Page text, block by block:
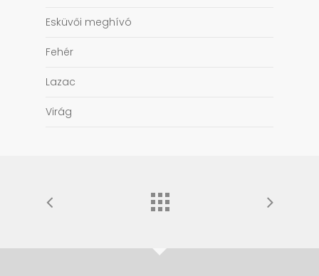
Esküvői meghívó
Fehér
Lazac
Virág